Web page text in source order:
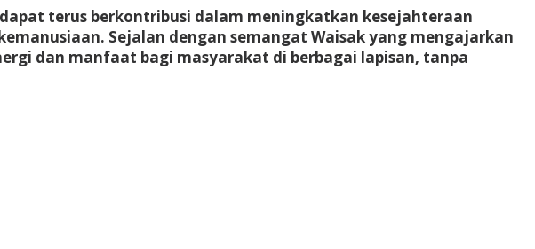
terus berkontribusi dalam meningkatkan kesejahteraan
Sejalan dengan semangat Waisak yang mengajarkan
dan manfaat bagi masyarakat di berbagai lapisan, tanpa